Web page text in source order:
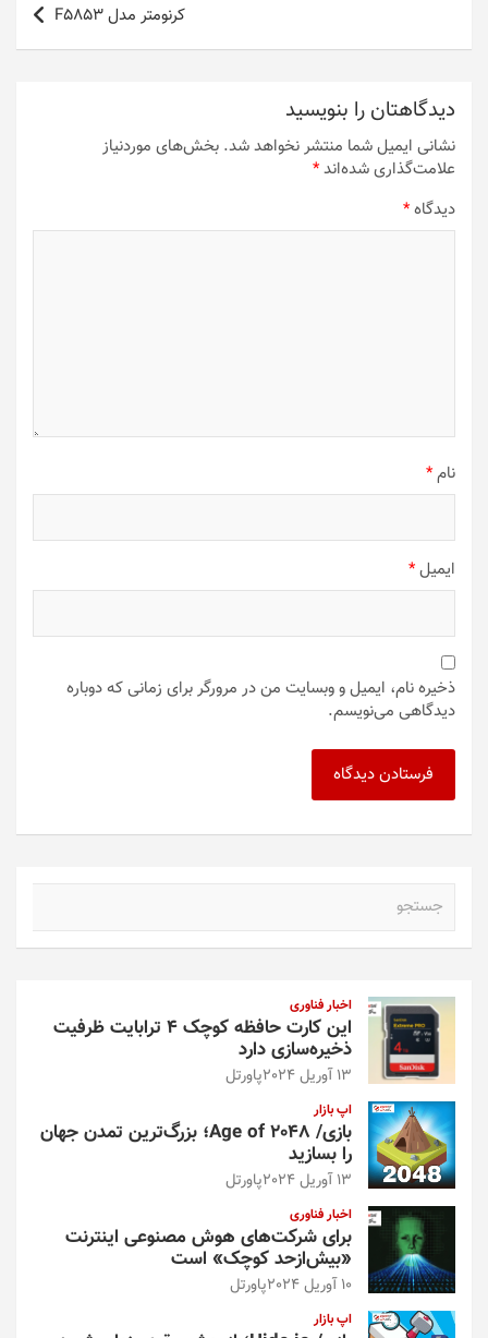
کرنومتر مدل F5853
دیدگاهتان را بنویسید
نشانی ایمیل شما منتشر نخواهد شد. بخش‌های موردنیاز
علامت‌گذاری شده‌اند*
دیدگاه*
نام*
ایمیل*
ذخیره نام، ایمیل و وبسایت من در مرورگر برای زمانی که دوباره
دیدگاهی می‌نویسم.
اخبار فناوری
این کارت حافظه کوچک ۴ ترابایت ظرفیت
ذخیره‌سازی دارد
13 آوریل 2024 پاورتل
اپ بازار
بازی/ Age of 2048؛ بزرگ‌ترین تمدن جهان
را بسازید
13 آوریل 2024 پاورتل
اخبار فناوری
برای شرکت‌های هوش مصنوعی اینترنت
«بیش‌از‌حد کوچک» است
10 آوریل 2024 پاورتل
اپ بازار